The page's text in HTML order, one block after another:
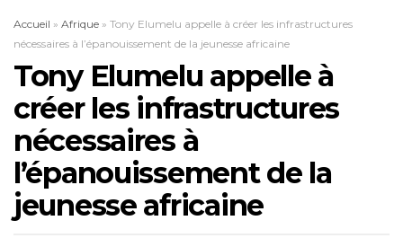
Accueil » Afrique » Tony Elumelu appelle à créer les infrastructures
nécessaires à l’épanouissement de la jeunesse africaine
Tony Elumelu appelle à
créer les infrastructures
nécessaires à
l’épanouissement de la
jeunesse africaine